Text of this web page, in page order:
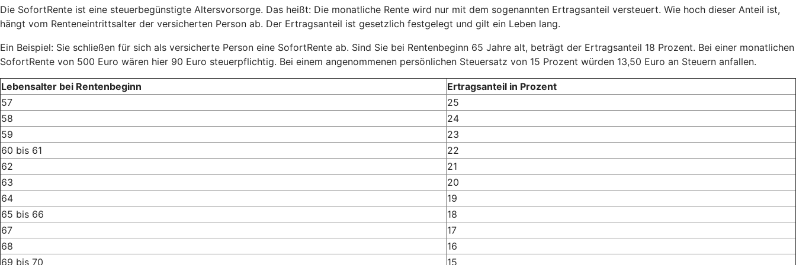
Die SofortRente ist eine steuerbegünstigte Altersvorsorge. Das heißt: Die monatliche Rente wird nur mit dem sogenannten Ertragsanteil versteuert. Wie hoch dieser Anteil ist,
hängt vom Renteneintrittsalter der versicherten Person ab. Der Ertragsanteil ist gesetzlich festgelegt und gilt ein Leben lang.
Ein Beispiel: Sie schließen für sich als versicherte Person eine SofortRente ab. Sind Sie bei Rentenbeginn 65 Jahre alt, beträgt der Ertragsanteil 18 Prozent. Bei einer monatlichen
SofortRente von 500 Euro wären hier 90 Euro steuerpflichtig. Bei einem angenommenen persönlichen Steuersatz von 15 Prozent würden 13,50 Euro an Steuern anfallen.
Lebensalter bei Rentenbeginn
Ertragsanteil in Prozent
57
25
58
24
59
23
60 bis 61
22
62
21
63
20
64
19
65 bis 66
18
67
17
68
16
69 bis 70
15